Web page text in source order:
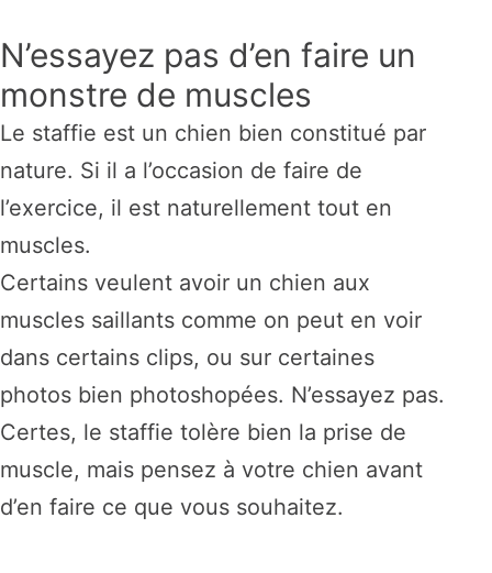
N’essayez pas d’en faire un
monstre de muscles
Le staffie est un chien bien constitué par
nature. Si il a l’occasion de faire de
l’exercice, il est naturellement tout en
muscles.
Certains veulent avoir un chien aux
muscles saillants comme on peut en voir
dans certains clips, ou sur certaines
photos bien photoshopées. N’essayez pas.
Certes, le staffie tolère bien la prise de
muscle, mais pensez à votre chien avant
d’en faire ce que vous souhaitez.